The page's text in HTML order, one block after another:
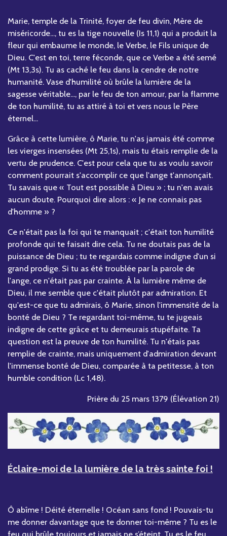
Marie, temple de la Trinité, foyer de feu divin, Mère de
miséricorde..., tu es la tige nouvelle (Is 11,1) qui a produit la
fleur qui embaume le monde, le Verbe, le Fils unique de
Dieu. C'est en toi, terre féconde, que ce Verbe a été semé
(Mt 13,3s). Tu as caché le feu dans la cendre de notre
humanité. Vase d'humilité où brûle la lumière de la
sagesse véritable..., par le feu de ton amour, par la flamme
de ton humilité, tu as attiré à toi et vers nous le Père
éternel...
Grâce à cette lumière, ô Marie, tu n'as jamais été comme
les vierges insensées (Mt 25,1s), mais tu étais remplie de la
vertu de prudence. C'est pour cela que tu as voulu savoir
comment pourrait s'accomplir ce que l'ange t'annonçait.
Tu savais que « Tout est possible à Dieu » ; tu n'en avais
aucun doute. Pourquoi dire alors : « Je ne connais pas
d'homme » ?
Ce n'était pas la foi qui te manquait ; c'était ton humilité
profonde qui te faisait dire cela. Tu ne doutais pas de la
puissance de Dieu ; tu te regardais comme indigne d'un si
grand prodige. Si tu as été troublée par la parole de
l'ange, ce n'était pas par crainte. À la lumière même de
Dieu, il me semble que c'était plutôt par admiration. Et
qu'est-ce que tu admirais, ô Marie, sinon l'immensité de la
bonté de Dieu ? Te regardant toi-même, tu te jugeais
indigne de cette grâce et tu demeurais stupéfaite. Ta
question est la preuve de ton humilité. Tu n'étais pas
remplie de crainte, mais uniquement d'admiration devant
l'immense bonté de Dieu, comparée à ta petitesse, à ton
humble condition (Lc 1,48).
Prière du 25 mars 1379 (Élévation 21)
Éclaire-moi de la lumière de la très sainte foi !
Ô abîme ! Déité éternelle ! Océan sans fond ! Pouvais-tu
me donner davantage que te donner toi-même ? Tu es le
feu qui brûle toujours et jamais ne s’éteint. Tu es le feu